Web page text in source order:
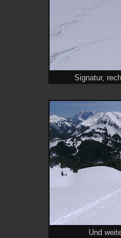
Signatur,
Und